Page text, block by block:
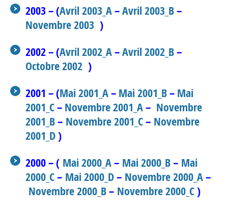
2003 – (Avril 2003_A–Avril 2003_B–
Novembre 2003 )
2002 – (Avril 2002_A–Avril 2002_B–
Octobre 2002 )
2001 – (Mai 2001_A– Mai 2001_B– Mai
2001_C– Novembre 2001_A– Novembre
2001_B– Novembre 2001_C– Novembre
2001_D)
2000 – ( Mai 2000_A– Mai 2000_B– Mai
2000_C– Mai 2000_D– Novembre 2000_A–
Novembre 2000_B– Novembre 2000_C)